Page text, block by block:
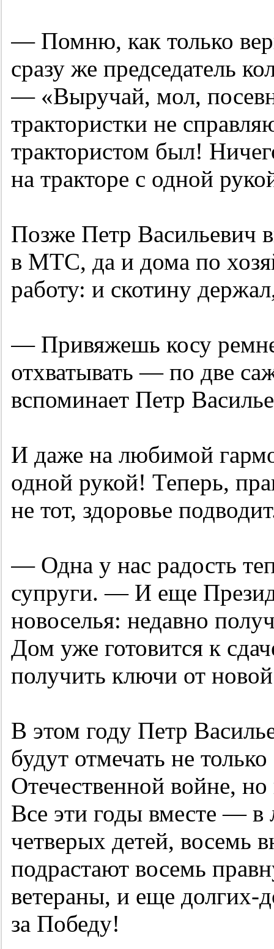
— Помню, как только
сразу же председатель
— «Выручай, мол,
трактористки не
трактористом был!
на тракторе с одной
Позже Петр Васильевич
в МТС, да и дома по
работу: и скотину
— Привяжешь косу
отхватывать — по две
вспоминает Петр
И даже на любимой
одной рукой! Теперь,
не тот, здоровье
— Одна у нас радость
супруги. — И еще
новоселья: недавно
Дом уже готовится к
получить ключи от
В этом году Петр
будут отмечать не только
Отечественной войне,
Все эти годы вместе — в
четверых детей, восемь
подрастают восемь
ветераны, и еще долгих-
за Победу!